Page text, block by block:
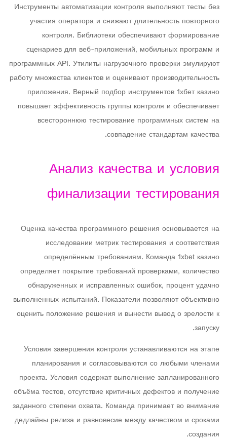
Инструменты автоматизации контроля выполняют тесты без
участия оператора и снижают длительность повторного
контроля. Библиотеки обеспечивают формирование
сценариев для веб-приложений, мобильных программ и
программных API. Утилиты нагрузочного проверки эмулируют
работу множества клиентов и оценивают производительность
приложения. Верный подбор инструментов 1хбет казино
повышает эффективность группы контроля и обеспечивает
всестороннюю тестирование программных систем на
совпадение стандартам качества.
Анализ качества и условия
финализации тестирования
Оценка качества программного решения основывается на
исследовании метрик тестирования и соответствия
определённым требованиям. Команда 1xbet казино
определяет покрытие требований проверками, количество
обнаруженных и исправленных ошибок, процент удачно
выполненных испытаний. Показатели позволяют объективно
оценить положение решения и вынести вывод о зрелости к
запуску.
Условия завершения контроля устанавливаются на этапе
планирования и согласовываются со любыми членами
проекта. Условия содержат выполнение запланированного
объёма тестов, отсутствие критичных дефектов и получение
заданного степени охвата. Команда принимает во внимание
дедлайны релиза и равновесие между качеством и сроками
создания.